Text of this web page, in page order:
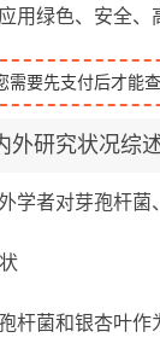
用绿色、安全、
需要先支付后才能
外研究状况综
学者对芽孢杆菌
杆菌和银杏叶作